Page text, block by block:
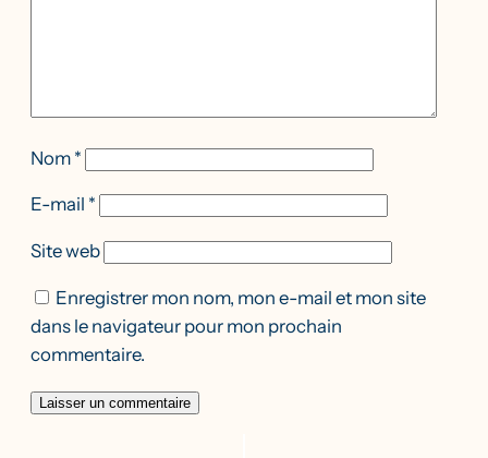
Nom *
E-mail *
Site web
Enregistrer mon nom, mon e-mail et mon site
dans le navigateur pour mon prochain
commentaire.